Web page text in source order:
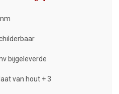
bijgeleverde
van hout + 3